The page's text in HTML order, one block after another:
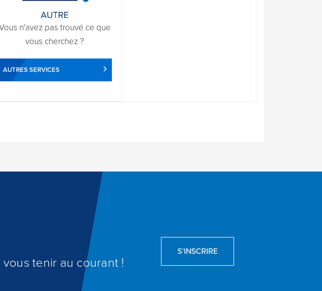
n'avez pas trouvé ce que
vous cherchez ?
AUTRES SERVICES
tenir au courant !
S’INSCRIRE